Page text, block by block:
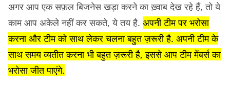
अगर आप एक सफ़ल बिजनेस खड़ा करने का ख़्वाब देख रहे हैं, तो ये
काम आप अकेले नहीं कर सकते, ये तय है. अपनी टीम पर भरोसा
करना और टीम को साथ लेकर चलना बहुत ज़रूरी है. अपनी टीम के
साथ समय व्यतीत करना भी बहुत ज़रूरी है, इससे आप टीम मेंबर्स का
भरोसा जीत पाएंगे.